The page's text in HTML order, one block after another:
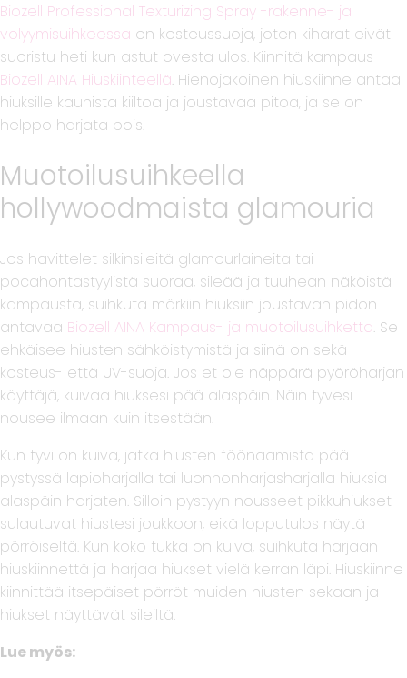
Biozell Professional Texturizing Spray -rakenne- ja
volyymisuihkeessa on kosteussuoja, joten kiharat eivät
suoristu heti kun astut ovesta ulos. Kiinnitä kampaus
Biozell AINA Hiuskiinteellä. Hienojakoinen hiuskiinne antaa
hiuksille kaunista kiiltoa ja joustavaa pitoa, ja se on
helppo harjata pois.
Muotoilusuihkeella
hollywoodmaista glamouria
Jos havittelet silkinsileitä glamourlaineita tai
pocahontastyylistä suoraa, sileää ja tuuhean näköistä
kampausta, suihkuta märkiin hiuksiin joustavan pidon
antavaa Biozell AINA Kampaus- ja muotoilusuihketta. Se
ehkäisee hiusten sähköistymistä ja siinä on sekä
kosteus- että UV-suoja. Jos et ole näppärä pyöröharjan
käyttäjä, kuivaa hiuksesi pää alaspäin. Näin tyvesi
nousee ilmaan kuin itsestään.
Kun tyvi on kuiva, jatka hiusten föönaamista pää
pystyssä lapioharjalla tai luonnonharjasharjalla hiuksia
alaspäin harjaten. Silloin pystyyn nousseet pikkuhiukset
sulautuvat hiustesi joukkoon, eikä lopputulos näytä
pörröiseltä. Kun koko tukka on kuiva, suihkuta harjaan
hiuskiinnettä ja harjaa hiukset vielä kerran läpi. Hiuskiinne
kiinnittää itsepäiset pörröt muiden hiusten sekaan ja
hiukset näyttävät sileiltä.
Lue myös: